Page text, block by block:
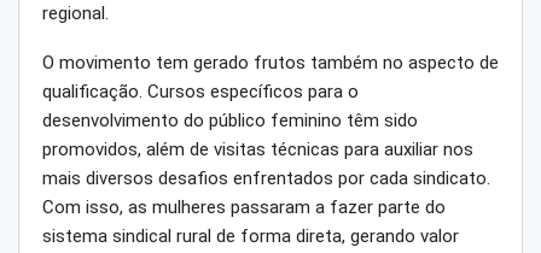
regional.
O movimento tem gerado frutos também no aspecto de
qualificação. Cursos específicos para o
desenvolvimento do público feminino têm sido
promovidos, além de visitas técnicas para auxiliar nos
mais diversos desafios enfrentados por cada sindicato.
Com isso, as mulheres passaram a fazer parte do
sistema sindical rural de forma direta, gerando valor